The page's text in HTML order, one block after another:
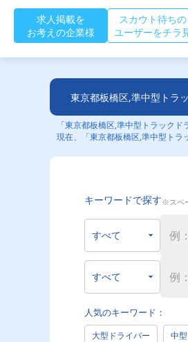
求人掲載を
お考えの企業様
スカウト待ちの
ユーザーをチラ
東京都板橋区,準中型トラ
「東京都板橋区,準中型トラック
現在、「東京都板橋区,準中型トラ
キーワードで探す※スペ
人気のキーワード：
大型ドライバー 中